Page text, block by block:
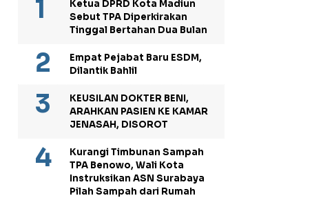
Ketua DPRD Kota Madiun
Sebut TPA Diperkirakan
Tinggal Bertahan Dua Bulan
Empat Pejabat Baru ESDM,
Dilantik Bahlil
KEUSILAN DOKTER BENI,
ARAHKAN PASIEN KE KAMAR
JENASAH, DISOROT
Kurangi Timbunan Sampah
TPA Benowo, Wali Kota
Instruksikan ASN Surabaya
Pilah Sampah dari Rumah